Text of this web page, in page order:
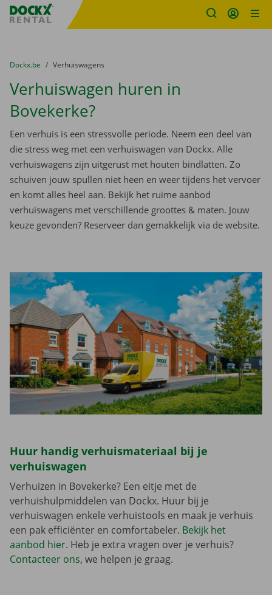
Fratello DEMO
U bevindt zich hier:
van
Dockx.be naar
Verhuiswagens
Verhuiswagen huren in
Bovekerke?
Een verhuis is een stressvolle periode. Neem een deel van
die stress weg met een verhuiswagen van Dockx. Alle
verhuiswagens zijn uitgerust met houten bindlatten. Zo
schuiven jouw spullen niet heen en weer tijdens het vervoer
en komt alles heel aan. Bekijk het ruime aanbod
verhuiswagens met verschillende groottes & maten. Jouw
keuze gevonden? Reserveer dan gemakkelijk via de website.
Huur handig verhuismateriaal bij je
verhuiswagen
Verhuizen in Bovekerke? Een eitje met de
verhuishulpmiddelen van Dockx. Huur bij je
verhuiswagen enkele verhuistools en maak je verhuis
een pak efficiënter en comfortabeler. Bekijk het
aanbod hier. Heb je extra vragen over je verhuis?
Contacteer ons, we helpen je graag.